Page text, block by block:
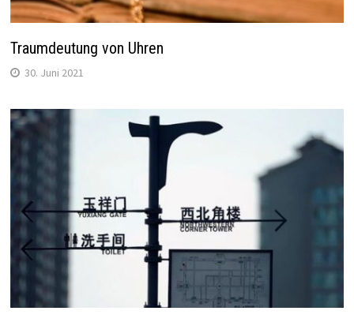
Traumdeutung von Uhren
30. Juni 2021